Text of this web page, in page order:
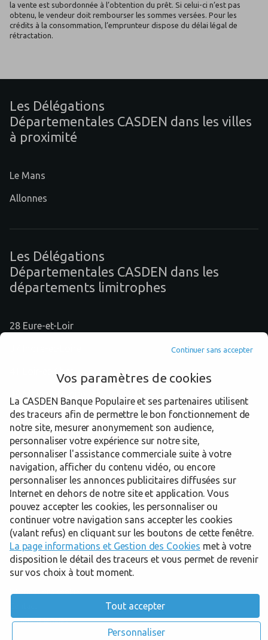
la vente est subordonnée à l’obtention du prêt. Si celui-ci n’est pas
obtenu, le vendeur doit rembourser les sommes versées. Pour les
crédits à la consommation, l’emprunteur dispose du délai légal de
rétractation.
Les Délégations
Départementales CASDEN dans les villes
à proximité
Le Mans
Allonnes
Les Délégations
Départementales CASDEN dans les
départements limitrophes
28 Eure-et-Loir
53 Mayenne
61 Orne
Trouver une Délégation Départementale CASDEN
Sarthe
le Mans
Powered byevermaps ©
www.casden.fr
Mentions légales
Continuer sans accepter
Vos paramètres de cookies
La CASDEN Banque Populaire et ses partenaires utilisent
des traceurs afin de permettre le bon fonctionnement de
notre site, mesurer anonymement son audience,
personnaliser votre expérience sur notre site,
personnaliser l'assistance commerciale suite à votre
navigation, afficher du contenu vidéo, ou encore
personnaliser les annonces publicitaires diffusées sur
Internet en dehors de notre site et application. Vous
pouvez accepter les cookies, les personnaliser ou
continuer votre navigation sans accepter les cookies
(valant refus) en cliquant sur les boutons de cette fenêtre.
La page informations et Gestion des Cookies met à votre
disposition le détail des traceurs et vous permet de revenir
sur vos choix à tout moment.
Tout accepter
Personnaliser